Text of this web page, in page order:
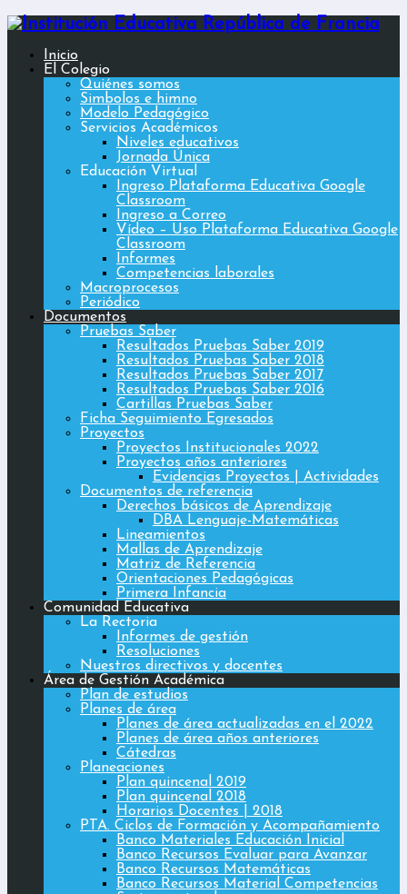
Inicio
El Colegio
Quiénes somos
Simbolos e himno
Modelo Pedagógico
Servicios Académicos
Niveles educativos
Jornada Única
Educación Virtual
Ingreso Plataforma Educativa Google
Classroom
Ingreso a Correo
Vídeo – Uso Plataforma Educativa Google
Classroom
Informes
Competencias laborales
Macroprocesos
Periódico
Documentos
Pruebas Saber
Resultados Pruebas Saber 2019
Resultados Pruebas Saber 2018
Resultados Pruebas Saber 2017
Resultados Pruebas Saber 2016
Cartillas Pruebas Saber
Ficha Seguimiento Egresados
Proyectos
Proyectos Institucionales 2022
Proyectos años anteriores
Evidencias Proyectos | Actividades
Documentos de referencia
Derechos básicos de Aprendizaje
DBA Lenguaje-Matemáticas
Lineamientos
Mallas de Aprendizaje
Matriz de Referencia
Orientaciones Pedagógicas
Primera Infancia
Comunidad Educativa
La Rectoria
Informes de gestión
Resoluciones
Nuestros directivos y docentes
Área de Gestión Académica
Plan de estudios
Planes de área
Planes de área actualizadas en el 2022
Planes de área años anteriores
Cátedras
Planeaciones
Plan quincenal 2019
Plan quincenal 2018
Horarios Docentes | 2018
PTA. Ciclos de Formación y Acompañamiento
Banco Materiales Educación Inicial
Banco Recursos Evaluar para Avanzar
Banco Recursos Matemáticas
Banco Recursos Material Competencias